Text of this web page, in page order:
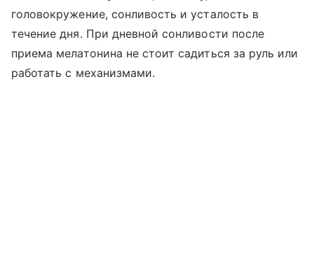
головокружение, сонливость и усталость в
течение дня. При дневной сонливости после
приема мелатонина не стоит садиться за руль или
работать с механизмами.